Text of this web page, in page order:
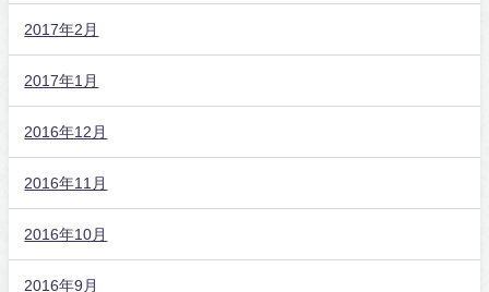
2017年2月
2017年1月
2016年12月
2016年11月
2016年10月
2016年9月